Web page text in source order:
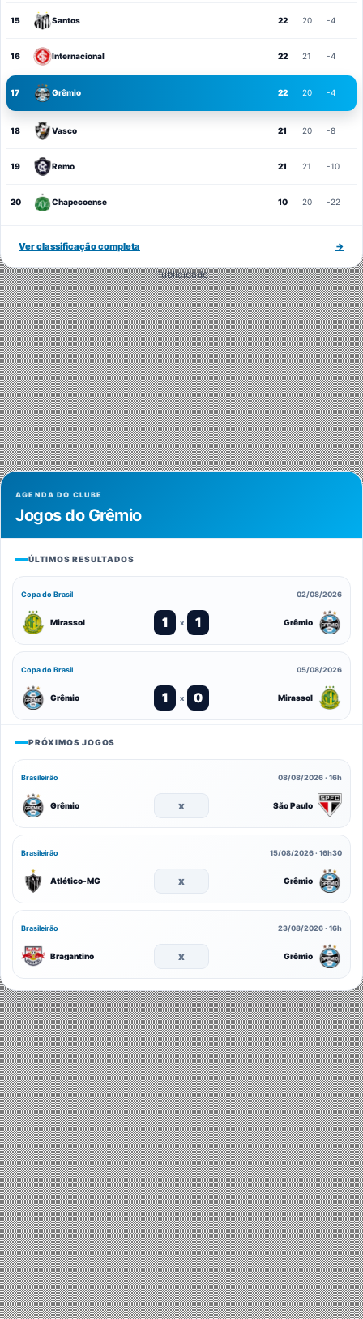
15 Santos 22 20 -4
16 Internacional 22 21 -4
17 Grêmio 22 20 -4
18 Vasco 21 20 -8
19 Remo 21 21 -10
20 Chapecoense 10 20 -22
Ver classificação completa →
Publicidade
AGENDA DO CLUBE
Jogos do Grêmio
ÚLTIMOS RESULTADOS
Copa do Brasil 02/08/2026
Mirassol 1 x 1 Grêmio
Copa do Brasil 05/08/2026
Grêmio 1 x 0 Mirassol
PRÓXIMOS JOGOS
Brasileirão 08/08/2026 · 16h
Grêmio x São Paulo
Brasileirão 15/08/2026 · 16h30
Atlético-MG x Grêmio
Brasileirão 23/08/2026 · 16h
Bragantino x Grêmio